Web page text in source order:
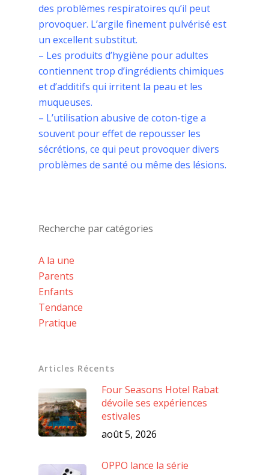
des problèmes respiratoires qu’il peut
provoquer. L’argile finement pulvérisé est
un excellent substitut.
– Les produits d’hygiène pour adultes
contiennent trop d’ingrédients chimiques
et d’additifs qui irritent la peau et les
muqueuses.
– L’utilisation abusive de coton-tige a
souvent pour effet de repousser les
sécrétions, ce qui peut provoquer divers
problèmes de santé ou même des lésions.
Recherche par catégories
A la une
Parents
Enfants
Tendance
Pratique
Articles Récents
Four Seasons Hotel Rabat
dévoile ses expériences
estivales
août 5, 2026
OPPO lance la série